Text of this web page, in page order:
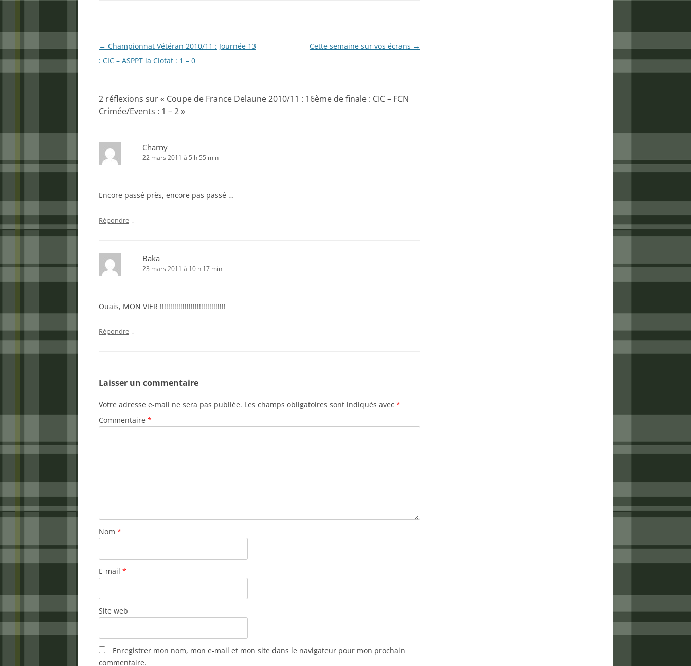
Navigation
des
← Championnat Vétéran 2010/11 : Journée 13
: CIC – ASPPT la Ciotat : 1 – 0
Cette semaine sur vos écrans →
2 réflexions sur « Coupe de France Delaune 2010/11 : 16ème de finale : CIC – FCN
Crimée/Events : 1 – 2»
Charny
22 mars 2011 à 5 h 55 min
Encore passé près, encore pas passé …
Répondre ↓
Baka
23 mars 2011 à 10 h 17 min
Ouais, MON VIER !!!!!!!!!!!!!!!!!!!!!!!!!!!!!!!!
Répondre ↓
Laisser un commentaire
Votre adresse e-mail ne sera pas publiée. Les champs obligatoires sont indiqués avec *
Commentaire *
Nom *
E-mail *
Site web
Enregistrer mon nom, mon e-mail et mon site dans le navigateur pour mon prochain
commentaire.